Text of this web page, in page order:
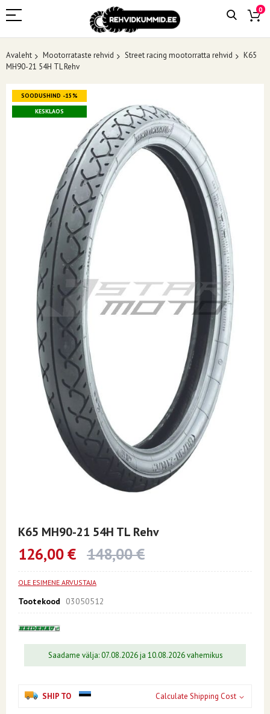
0
Avaleht Mootorrataste rehvid Street racing mootorratta rehvid
K65
MH90-21 54H TL Rehv
Skip
the
end
SOODUSHIND -15%
KESKLAOS
beginning
images
K65 MH90-21 54H TL Rehv
126,00 € 148,00 €
OLE ESIMENE ARVUSTAJA
Tootekood 03050512
Saadame välja: 07.08.2026 ja 10.08.2026 vahemikus
SHIP TO Calculate Shipping Cost